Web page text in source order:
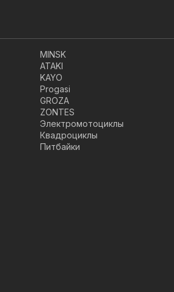
MINSK
ATAKI
KAYO
Progasi
GROZA
ZONTES
Электромотоциклы
Квадроциклы
Питбайки